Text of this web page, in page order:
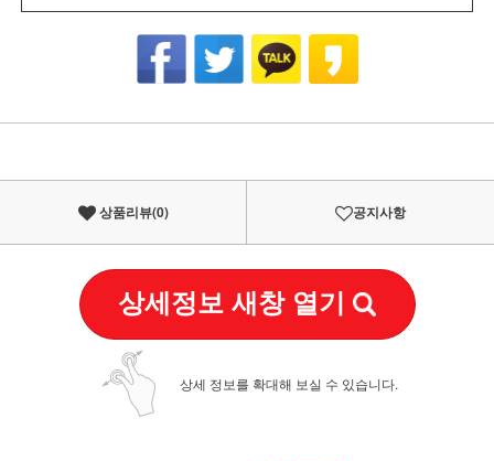
상품리뷰(0) 공지사항
상세정보 새창 열기
상세 정보를 확대해 보실 수 있습니다.